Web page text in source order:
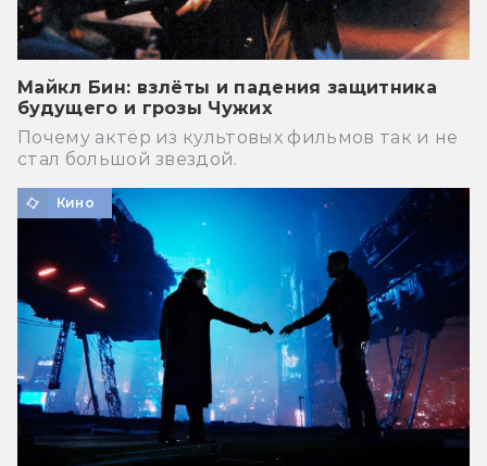
Майкл Бин: взлёты и падения защитника
будущего и грозы Чужих
Почему актёр из культовых фильмов так и не
стал большой звездой.
Кино